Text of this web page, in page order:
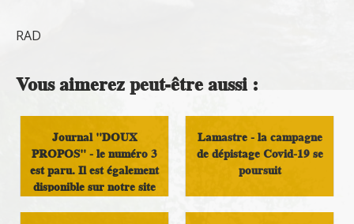
RAD
Vous aimerez peut-être aussi :
Journal "DOUX
PROPOS" - le numéro 3
est paru. Il est également
disponible sur notre site
Lamastre - la campagne
de dépistage Covid-19 se
poursuit